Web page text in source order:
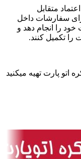
متقابل
سفارشات داخل
را انجام دهد و
تکمیل کنند.
اتو پارت تهیه میکنید